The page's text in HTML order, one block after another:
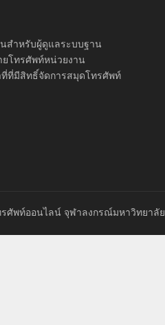
สำหรับผู้ดูแลระบบฐาน
โทรศัพท์หน่วยงาน
ที่ที่มีสิทธิ์จัดการสมุดโทรศัพท์
ศัพท์ออนไลน์ จุฬาลงกรณ์มหาวิทยาลัย